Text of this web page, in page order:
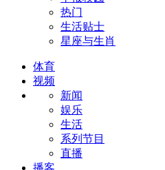
热门
生活贴士
星座与生肖
体育
视频
新闻
娱乐
生活
系列节目
直播
播客